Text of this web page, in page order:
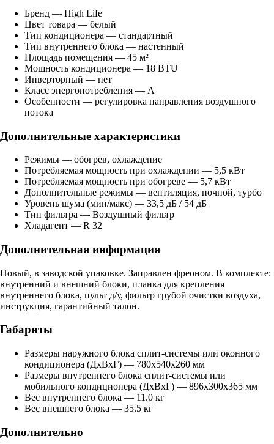
Бренд — High Life
Цвет товара — белый
Тип кондиционера — стандартный
Тип внутреннего блока — настенный
Площадь помещения — 45 м²
Мощность кондиционера — 18 BTU
Инверторный — нет
Класс энергопотребления — A
Особенности — регулировка направления воздушного
потока
Дополнительные характеристики
Режимы — обогрев, охлаждение
Потребляемая мощность при охлаждении — 5,5 кВт
Потребляемая мощность при обогреве — 5,7 кВт
Дополнительные режимы — вентиляция, ночной, турбо
Уровень шума (мин/макс) — 33,5 дБ / 54 дБ
Тип фильтра — Воздушный фильтр
Хладагент — R 32
Дополнительная информация
Новый, в заводской упаковке. Заправлен фреоном. В комплекте:
внутренний и внешний блоки, планка для крепления
внутреннего блока, пульт д/у, фильтр грубой очистки воздуха,
инструкция, гарантийный талон.
Габариты
Размеры наружного блока сплит-системы или оконного
кондиционера (ДxВxГ) — 780х540х260 мм
Размеры внутреннего блока сплит-системы или
мобильного кондиционера (ДxВxГ) — 896х300х365 мм
Вес внутреннего блока — 11.0 кг
Вес внешнего блока — 35.5 кг
Дополнительно